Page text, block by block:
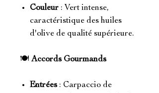
Couleur : Vert intense,
caractéristique des huiles
d'olive de qualité supérieure.
🍽️ Accords Gourmands
Entrées: Carpaccio de